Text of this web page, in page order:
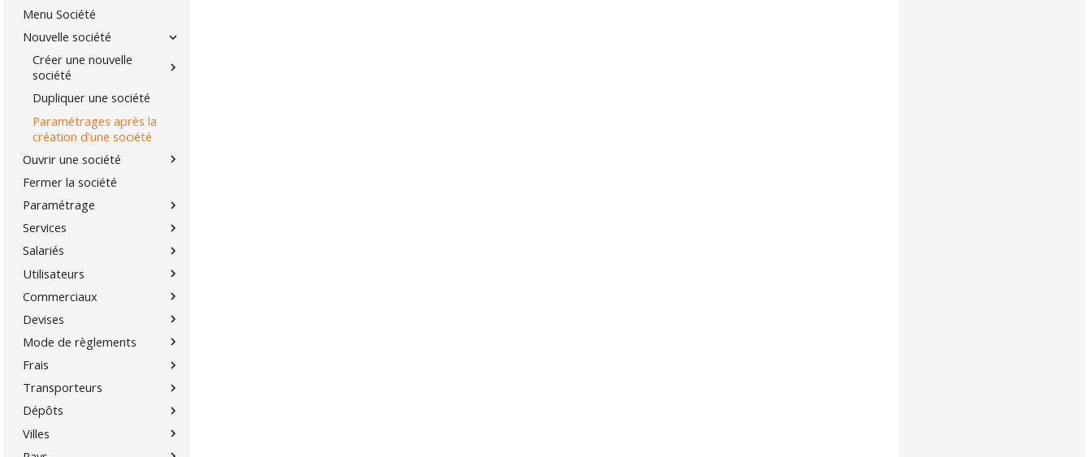
Menu Société
Nouvelle société
Créer une nouvelle
société
Dupliquer une société
Paramétrages après la
création d'une société
Ouvrir une société
Fermer la société
Paramétrage
Services
Salariés
Utilisateurs
Commerciaux
Devises
Mode de règlements
Frais
Transporteurs
Dépôts
Villes